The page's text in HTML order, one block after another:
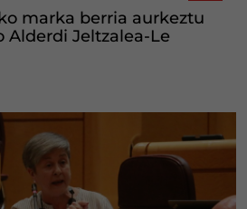
marka berria aurkeztu
Alderdi Jeltzalea-Le